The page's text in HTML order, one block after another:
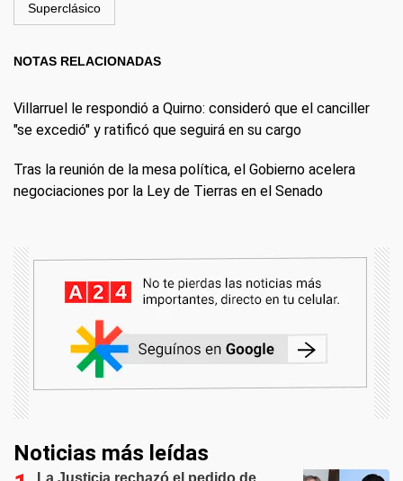
Superclásico
NOTAS RELACIONADAS
Villarruel le respondió a Quirno: consideró que el canciller
"se excedió" y ratificó que seguirá en su cargo
Tras la reunión de la mesa política, el Gobierno acelera
negociaciones por la Ley de Tierras en el Senado
Noticias más leídas
La Justicia rechazó el pedido de